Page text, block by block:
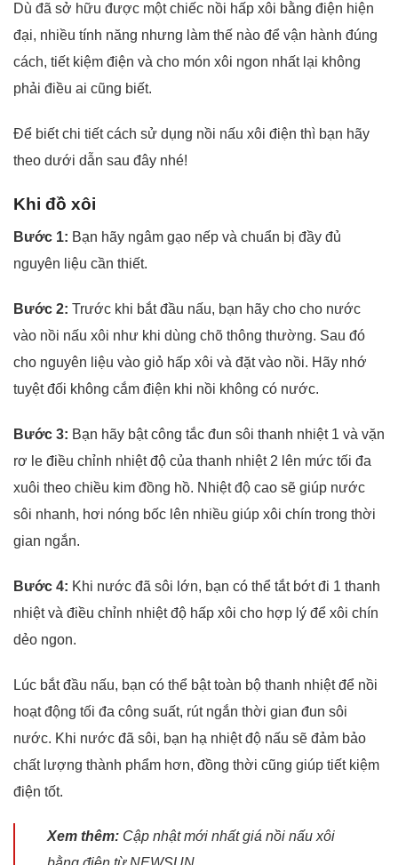
Dù đã sở hữu được một chiếc nồi hấp xôi bằng điện hiện
đại, nhiều tính năng nhưng làm thế nào để vận hành đúng
cách, tiết kiệm điện và cho món xôi ngon nhất lại không
phải điều ai cũng biết.
Để biết chi tiết cách sử dụng nồi nấu xôi điện thì bạn hãy
theo dưới dẫn sau đây nhé!
Khi đồ xôi
Bước 1: Bạn hãy ngâm gạo nếp và chuẩn bị đầy đủ
nguyên liệu cần thiết.
Bước 2: Trước khi bắt đầu nấu, bạn hãy cho cho nước
vào nồi nấu xôi như khi dùng chõ thông thường. Sau đó
cho nguyên liệu vào giỏ hấp xôi và đặt vào nồi. Hãy nhớ
tuyệt đối không cắm điện khi nồi không có nước.
Bước 3: Bạn hãy bật công tắc đun sôi thanh nhiệt 1 và vặn
rơ le điều chỉnh nhiệt độ của thanh nhiệt 2 lên mức tối đa
xuôi theo chiều kim đồng hồ. Nhiệt độ cao sẽ giúp nước
sôi nhanh, hơi nóng bốc lên nhiều giúp xôi chín trong thời
gian ngắn.
Bước 4: Khi nước đã sôi lớn, bạn có thể tắt bớt đi 1 thanh
nhiệt và điều chỉnh nhiệt độ hấp xôi cho hợp lý để xôi chín
dẻo ngon.
Lúc bắt đầu nấu, bạn có thể bật toàn bộ thanh nhiệt để nồi
hoạt động tối đa công suất, rút ngắn thời gian đun sôi
nước. Khi nước đã sôi, bạn hạ nhiệt độ nấu sẽ đảm bảo
chất lượng thành phẩm hơn, đồng thời cũng giúp tiết kiệm
điện tốt.
Xem thêm: Cập nhật mới nhất giá nồi nấu xôi